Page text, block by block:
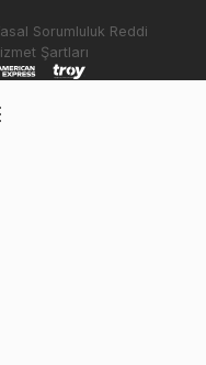
Sorumluluk Reddi
Şartları